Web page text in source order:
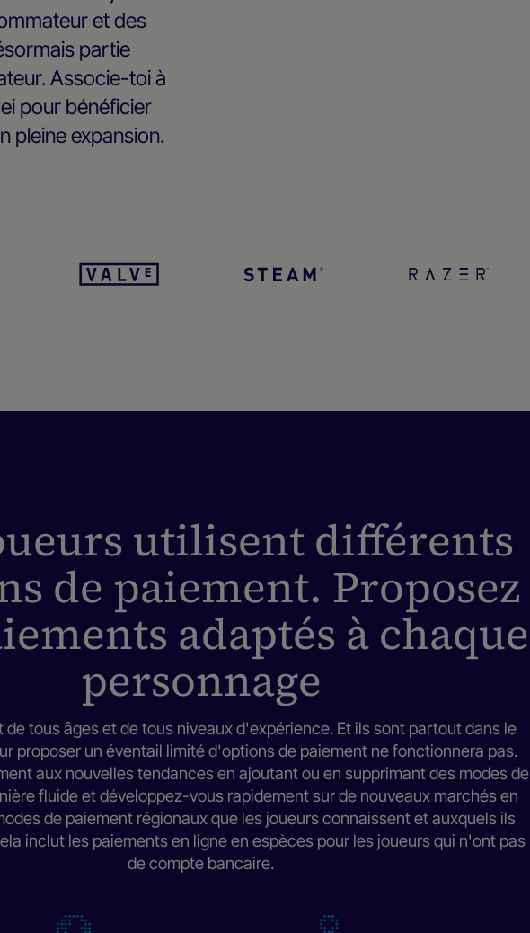
et des
partie
Associe-toi à
pour bénéficier
pleine expansion.
utilisent différents
de paiement. Proposez
adaptés à chaque
personnage
de tous âges et de tous niveaux d'expérience. Et ils sont partout dans le
proposer un éventail limité d'options de paiement ne fonctionnera pas.
aux nouvelles tendances en ajoutant ou en supprimant des modes de
fluide et développez-vous rapidement sur de nouveaux marchés en
de paiement régionaux que les joueurs connaissent et auxquels ils
inclut les paiements en ligne en espèces pour les joueurs qui n'ont pas
de compte bancaire.